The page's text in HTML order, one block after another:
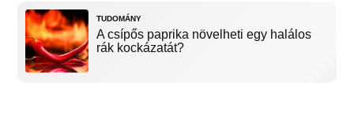
TUDOMÁNY
A csípős paprika növelheti egy halálos
rák kockázatát?